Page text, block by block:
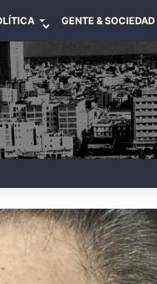
GENTE & SOCIEDAD